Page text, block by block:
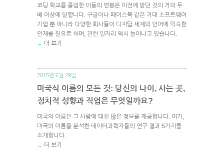
코딩 학교를 졸업한 이들의 연봉은 이전에 받던 것의 거의 두
배 이상에 달합니다. 구글이나 페이스북 같은 거대 소프트웨어
기업 뿐 아니라 다양한 회사들이 디지털 세계의 언어에 익숙한
인재를 필요로 하며, 관련 일자리 역시 늘어나고 있습니다.
→ 더 보기
2015년 6월 29일.
미국식 이름의 모든 것: 당신의 나이, 사는 곳,
정치적 성향과 직업은 무엇일까요?
미국의 이름은 그 사람에 대한 많은 정보를 제공합니다. 여기,
미국의 이름을 분석한 데이터과학자들의 연구 결과 5가지를
소개합니다.
→ 더 보기